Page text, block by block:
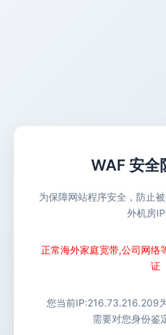
WAF 安全
为保障网站程序安全，防止
外机房
正常海外家庭宽带,公司网络
证
您当前IP:216.73.216.209
需要对您身份鉴